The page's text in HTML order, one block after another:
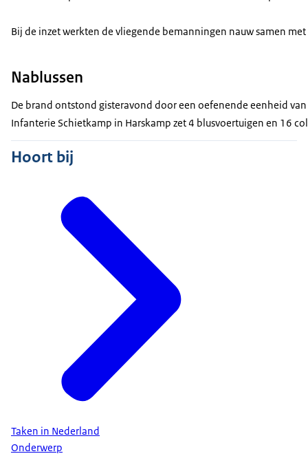
Bij de inzet werkten de vliegende bemanningen nauw samen
Nablussen
De brand ontstond gisteravond door een oefenende eenheid
Infanterie Schietkamp in Harskamp zet 4 blusvoertuigen en 16
Hoort bij
Taken in Nederland
Onderwerp